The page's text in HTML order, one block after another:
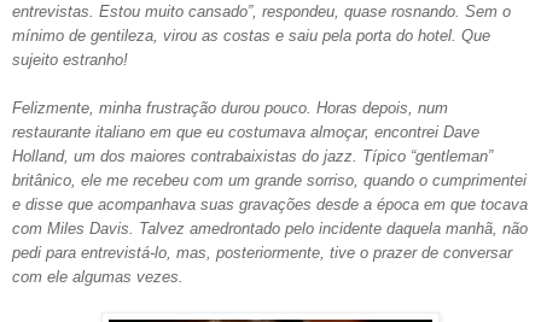
entrevistas. Estou muito cansado”, respondeu, quase rosnando. Sem o
mínimo de gentileza, virou as costas e saiu pela porta do hotel. Que
sujeito estranho!
Felizmente, minha frustração durou pouco. Horas depois, num
restaurante italiano em que eu costumava almoçar, encontrei Dave
Holland, um dos maiores contrabaixistas do jazz. Típico “gentleman”
britânico, ele me recebeu com um grande sorriso, quando o cumprimentei
e disse que acompanhava suas gravações desde a época em que tocava
com Miles Davis. Talvez amedrontado pelo incidente daquela manhã, não
pedi para entrevistá-lo, mas, posteriormente, tive o prazer de conversar
com ele algumas vezes.